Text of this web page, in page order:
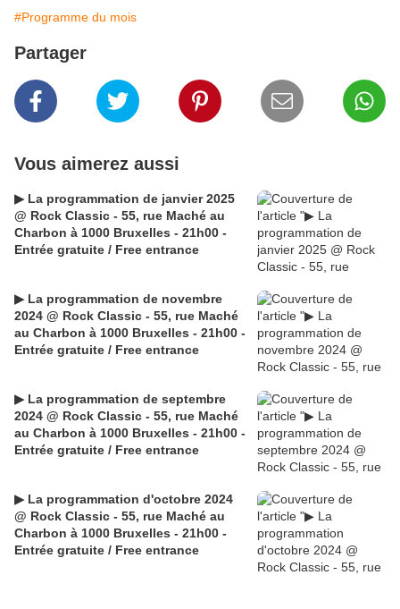
#Programme du mois
Partager
Vous aimerez aussi
▶ La programmation de janvier 2025
@ Rock Classic - 55, rue Maché au
Charbon à 1000 Bruxelles - 21h00 -
Entrée gratuite / Free entrance
▶ La programmation de novembre
2024 @ Rock Classic - 55, rue Maché
au Charbon à 1000 Bruxelles - 21h00 -
Entrée gratuite / Free entrance
▶ La programmation de septembre
2024 @ Rock Classic - 55, rue Maché
au Charbon à 1000 Bruxelles - 21h00 -
Entrée gratuite / Free entrance
▶ La programmation d'octobre 2024
@ Rock Classic - 55, rue Maché au
Charbon à 1000 Bruxelles - 21h00 -
Entrée gratuite / Free entrance